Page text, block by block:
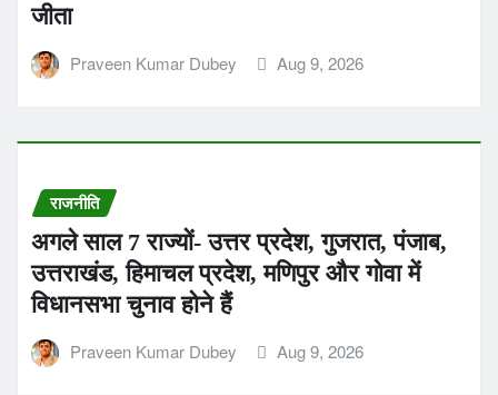
जीता
Praveen Kumar Dubey Aug 9, 2026
राजनीति
अगले साल 7 राज्यों- उत्तर प्रदेश, गुजरात, पंजाब,
उत्तराखंड, हिमाचल प्रदेश, मणिपुर और गोवा में
विधानसभा चुनाव होने हैं
Praveen Kumar Dubey Aug 9, 2026